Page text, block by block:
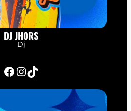
DJ JHORS
Dj
Facebook InstagramTikTok